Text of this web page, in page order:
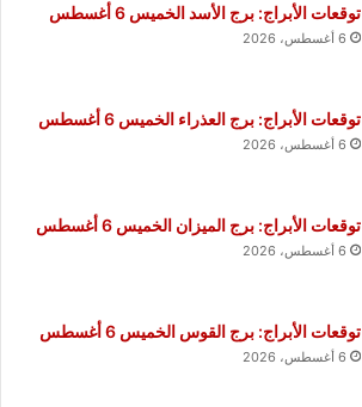
توقعات الأبراج: برج الأسد الخميس 6 أغسطس
6 أغسطس، 2026
توقعات الأبراج: برج العذراء الخميس 6 أغسطس
6 أغسطس، 2026
توقعات الأبراج: برج الميزان الخميس 6 أغسطس
6 أغسطس، 2026
توقعات الأبراج: برج القوس الخميس 6 أغسطس
6 أغسطس، 2026